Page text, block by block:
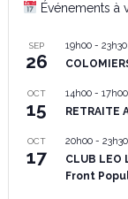
Événements à
SEP
26
19h00- 23h30
OCT
15
14h00- 17h00
OCT
17
20h00- 23h30
CLUB LEO
Front